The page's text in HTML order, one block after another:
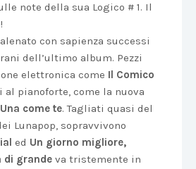
note della sua Logico # 1. Il
con sapienza successi
dell’ultimo album. Pezzi
elettronica come Il Comico
pianoforte, come la nuova
Una come te. Tagliati quasi del
Lunapop, sopravvivono
ed Un giorno migliore,
di grande va tristemente in